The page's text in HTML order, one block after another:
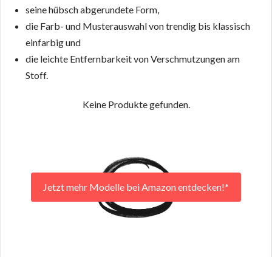
seine hübsch abgerundete Form,
die Farb- und Musterauswahl von trendig bis klassisch
einfarbig und
die leichte Entfernbarkeit von Verschmutzungen am
Stoff.
Keine Produkte gefunden.
Jetzt mehr Modelle bei Amazon entdecken!*